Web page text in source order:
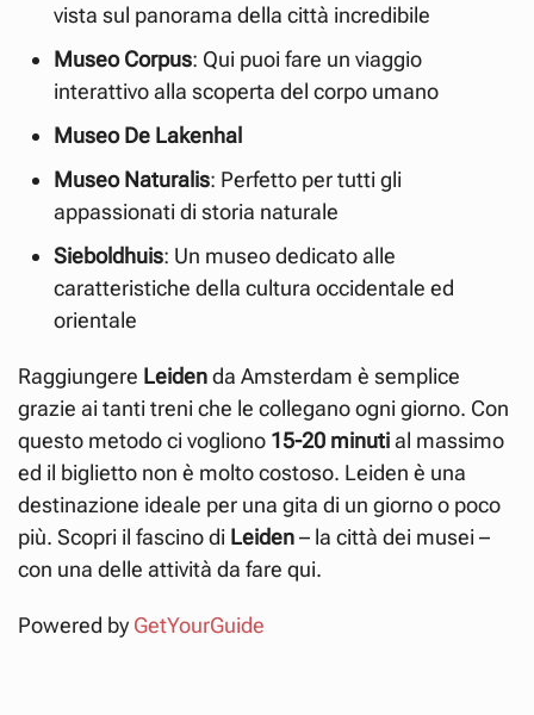
vista sul panorama della città incredibile
Museo Corpus: Qui puoi fare un viaggio
interattivo alla scoperta del corpo umano
Museo De Lakenhal
Museo Naturalis: Perfetto per tutti gli
appassionati di storia naturale
Sieboldhuis: Un museo dedicato alle
caratteristiche della cultura occidentale ed
orientale
Raggiungere Leidenda Amsterdam è semplice
grazie ai tanti treni che le collegano ogni giorno. Con
questo metodo ci vogliono 15-20 minutial massimo
ed il biglietto non è molto costoso. Leiden è una
destinazione ideale per una gita di un giorno o poco
più. Scopri il fascino di Leiden– la città dei musei –
con una delle attività da fare qui.
Powered by GetYourGuide